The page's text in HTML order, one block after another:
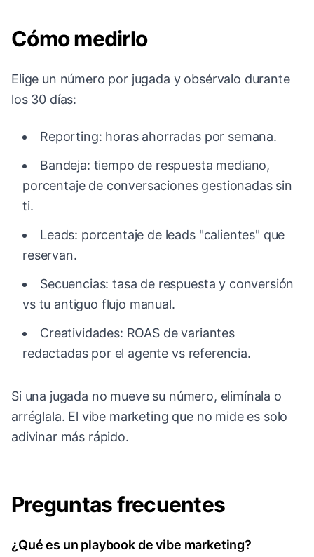
Cómo medirlo
Elige un número por jugada y obsérvalo durante
los 30 días:
Reporting: horas ahorradas por semana.
Bandeja: tiempo de respuesta mediano,
porcentaje de conversaciones gestionadas sin
ti.
Leads: porcentaje de leads "calientes" que
reservan.
Secuencias: tasa de respuesta y conversión
vs tu antiguo flujo manual.
Creatividades: ROAS de variantes
redactadas por el agente vs referencia.
Si una jugada no mueve su número, elimínala o
arréglala. El vibe marketing que no mide es solo
adivinar más rápido.
Preguntas frecuentes
¿Qué es un playbook de vibe marketing?